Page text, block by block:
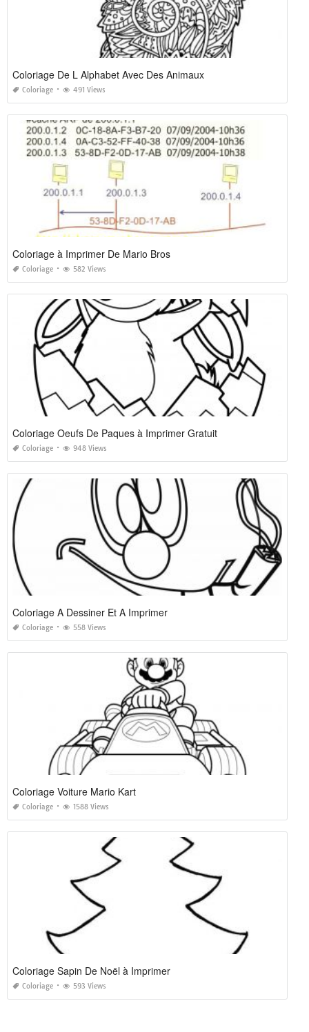
Coloriage De L Alphabet Avec Des Animaux
Coloriage 491 Views
Coloriage à Imprimer De Mario Bros
Coloriage 582 Views
Coloriage Oeufs De Paques à Imprimer Gratuit
Coloriage 948 Views
Coloriage A Dessiner Et A Imprimer
Coloriage 558 Views
Coloriage Voiture Mario Kart
Coloriage 1588 Views
Coloriage Sapin De Noël à Imprimer
Coloriage 593 Views